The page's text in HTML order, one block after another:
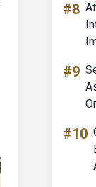
#8
#9
#10